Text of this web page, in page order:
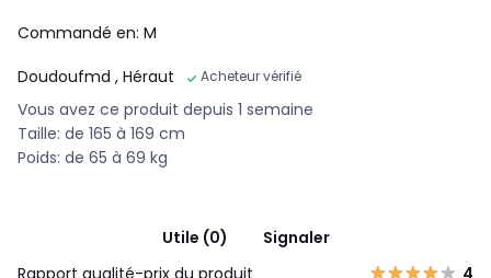
Commandé en: M
Doudoufmd , Héraut Acheteur vérifié
Vous avez ce produit depuis 1 semaine
Taille: de 165 à 169 cm
Poids: de 65 à 69 kg
Utile (0)
Signaler